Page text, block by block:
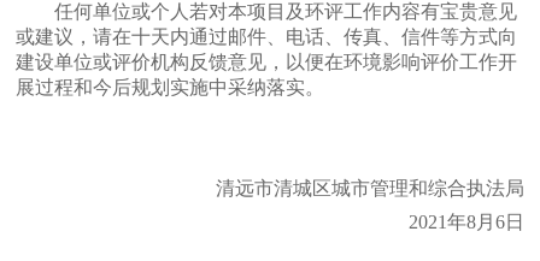
任何单位或个人若对本项目及环评工作内容有宝贵意见
或建议，请在十天内通过邮件、电话、传真、信件等方式向
建设单位或评价机构反馈意见，以便在环境影响评价工作开
展过程和今后规划实施中采纳落实。
清远市清城区城市管理和综合执法局
2021年8月 6日